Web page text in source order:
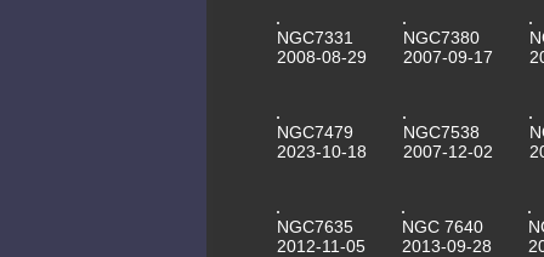
NGC7331
2008-08-29
NGC7380
2007-09-17
NGC7479
2023-10-18
NGC7538
2007-12-02
NGC7635
2012-11-05
NGC 7640
2013-09-28